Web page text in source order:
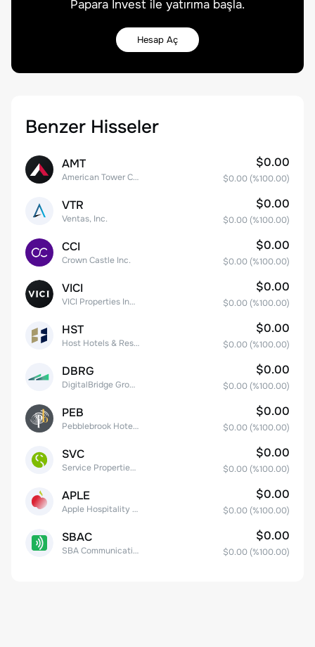
Papara Invest ile yatırıma başla.
Hesap Aç
Benzer Hisseler
AMT
American Tower Corporation
$0.00
$0.00 (%100.00)
VTR
Ventas, Inc.
$0.00
$0.00 (%100.00)
CCI
Crown Castle Inc.
$0.00
$0.00 (%100.00)
VICI
VICI Properties Inc. Common Stock
$0.00
$0.00 (%100.00)
HST
Host Hotels & Resorts, Inc.
$0.00
$0.00 (%100.00)
DBRG
DigitalBridge Group, Inc.
$0.00
$0.00 (%100.00)
PEB
Pebblebrook Hotel Trust
$0.00
$0.00 (%100.00)
SVC
Service Properties Trust Common Stock
$0.00
$0.00 (%100.00)
APLE
Apple Hospitality REIT, Inc.
$0.00
$0.00 (%100.00)
SBAC
SBA Communications Corp
$0.00
$0.00 (%100.00)